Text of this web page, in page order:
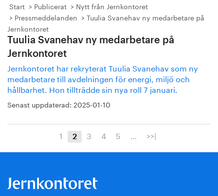
Start Publicerat
Nytt från Jernkontoret
Pressmeddelanden
Tuulia Svanehav ny medarbetare på
Jernkontoret
Tuulia Svanehav ny medarbetare på
Jernkontoret
Jernkontoret har rekryterat Tuulia Svanehav som ny
medarbetare till avdelningen för energi, miljö och
hållbarhet. Hon tillträdde sin nya roll 7 januari.
Senast uppdaterad: 2025-01-10
1 2 3 4 5 … >>|